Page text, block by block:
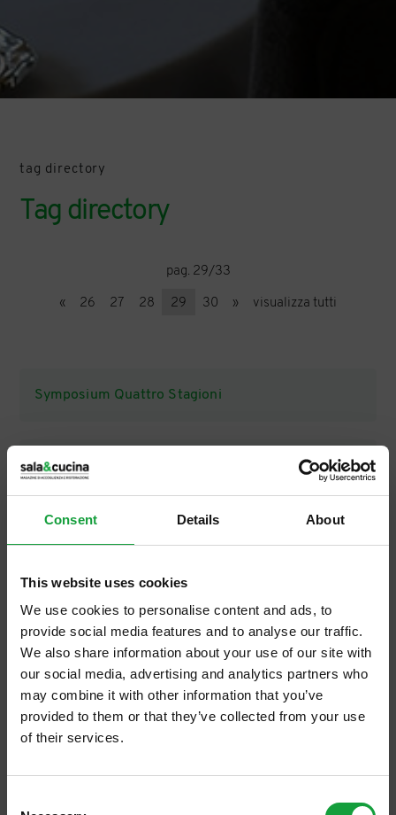
Consent Details About
This website uses cookies
We use cookies to personalise content and ads, to
provide social media features and to analyse our traffic.
We also share information about your use of our site with
our social media, advertising and analytics partners who
may combine it with other information that you’ve
provided to them or that they’ve collected from your use
of their services.
tag directory
Tag directory
pag. 29/33
« 26 27 28 29 30 » visualizza tutti
Symposium Quattro Stagioni
tajarin
tartufo nero
Taverna del Capitano
ISCRIVITI ALLA NEWSLETTER